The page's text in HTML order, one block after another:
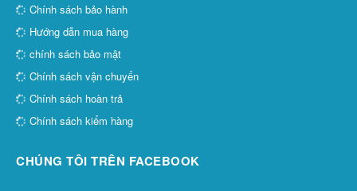
Chính sách bảo hành
Hướng dẫn mua hàng
chính sách bảo mật
Chính sách vận chuyển
Chính sách hoàn trả
Chính sách kiểm hàng
CHÚNG TÔI TRÊN FACEBOOK